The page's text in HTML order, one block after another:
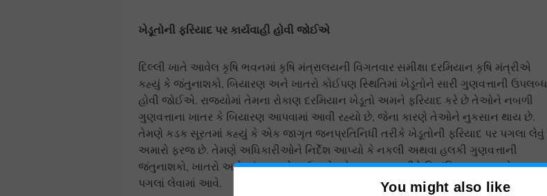
ખેડૂતોની ફરિયાદ પર કાર્યવાહી હોવી જોઈએ
દિલ્લી ખાતે આવેલ કૃષિ ભવનમાં કૃષિ મંત્રાલયની વિગતવાર સમીક્ષા દરમિયાન કૃષિ મંત્રીએ
કહ્યું કે જંતુનાશકો, બિયારણ અને ખાતરો કોઈપણ સ્થિતિમાં ખેડૂતોને સારી ગુણવત્તાની ઉપલબ્ધ
હોવી જોઈએ. રાજ્યોમાં તેમના રોકાણ દરમિયાન ખેડૂતો અમને ફરિયાદ કરે છે તેઓને નબળી
ગુણવત્તાના ખાતર કે બિયારણ આપવામાં આવી રહ્યો છે, જેના કારણે તેઓને નુકસાન થાય છે.
તેમણે કડક સૂરતમાં કહ્યું કે એક જાગૃત જનપ્રતિનિધી તરીકે ખેડૂતોની ફરિયાદ પર પગલા લેવું
અમારો ફરજ છે. તેમણે અધિકારીઓને નિર્દેશ આપ્યો કે નકલી અથવા હલકી ગુણવત્તાની
જંતુનાશકો, ખાતરો અને જંતુનાશકોના ઉપયોગને અસરકારક રીતે નિયંત્રિત કરવા માટે નક્કર
પગલાં લેવામાં આવે.
You might also like